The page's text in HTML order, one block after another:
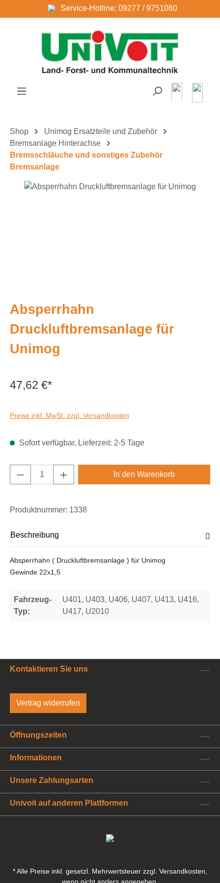
Zum Hauptinhalt springenService-Hotline: 09277 / 9751080
Shop
Unimog Ersatzteile und Zubehör
Bremsanlage Hinterachse
Bremsschläuche und sonstiges Zubehör
Bremsanlage
Bildergalerie überspringen
Absperrhahn
Druckluftbremsanlage für
Unimog
47,62 €*
Preise inkl. MwSt. zzgl. Versandkosten
Sofort verfügbar, Lieferzeit: 2-5 Tage
Produkt Anzahl: Gib den gewünschten
In den Warenkorb
Produktnummer: 1338
Beschreibung
Absperrhahn ( Druckluftbremsanlage ) für Unimog
Gewinde 22x1,5
Fahrzeug-
Typ:
U401, U403, U406, U407, U413, U416,
U417, U2010
Kontaktieren Sie uns
Vertrag widerrufen
Öffnungszeiten
Informationen
Unsere Zahlungsarten
Univoit auf anderen Plattformen
* Alle Preise inkl. gesetzl. Mehrwertsteuer zzgl. Versandkosten,